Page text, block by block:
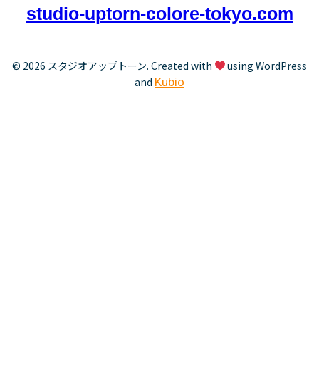
studio-uptorn-colore-tokyo.com
© 2026 スタジオアップトーン. Created with
using WordPress
and Kubio